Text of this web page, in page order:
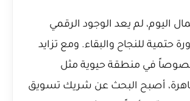
اليوم، لم يعد الوجود الرقمي
حتمية للنجاح والبقاء. ومع تزايد
في منطقة حيوية مثل
أصبح البحث عن شريك تسويق